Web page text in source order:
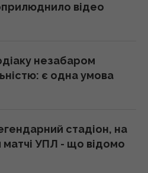
ринку "Столичний"
про підтримку
липні – понад 50: в ОВА
кепів Україні буде
відео
незабаром
є одна умова
стадіон, на
УПЛ - що відомо